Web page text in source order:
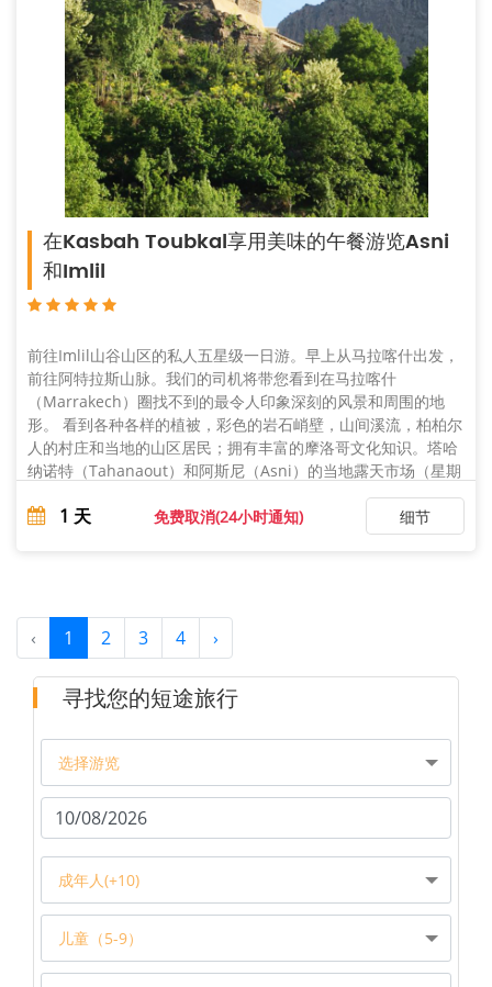
在Kasbah Toubkal享用美味的午餐游览Asni
和Imlil
前往Imlil山谷山区的私人五星级一日游。早上从马拉喀什出发，
前往阿特拉斯山脉。我们的司机将带您看到在马拉喀什
（Marrakech）圈找不到的最令人印象深刻的风景和周围的地
形。 看到各种各样的植被，彩色的岩石峭壁，山间溪流，柏柏尔
人的村庄和当地的山区居民；拥有丰富的摩洛哥文化知识。塔哈
纳诺特（Tahanaout）和阿斯尼（Asni）的当地露天市场（星期
二和星期六）是一个绝佳的机会，可以拍摄到熙熙a ...
1 天 免费取消(24小时通知) 细节
‹ 1 2 3 4 ›
寻找您的短途旅行
选择游览
成年人(+10)
儿童（5-9）